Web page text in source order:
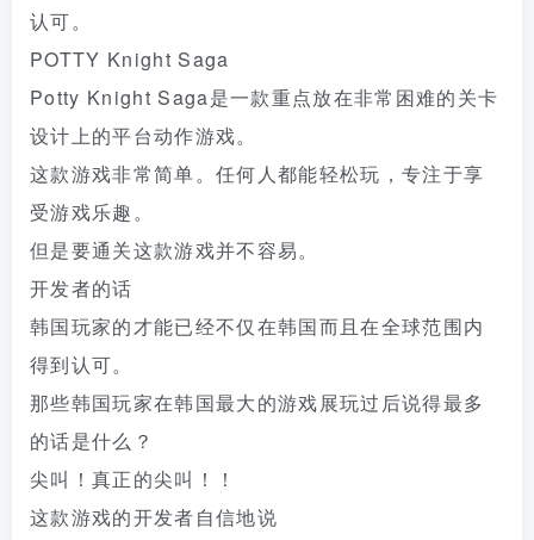
认可。
POTTY Knight Saga
Potty Knight Saga是一款重点放在非常困难的关卡
设计上的平台动作游戏。
这款游戏非常简单。任何人都能轻松玩，专注于享
受游戏乐趣。
但是要通关这款游戏并不容易。
开发者的话
韩国玩家的才能已经不仅在韩国而且在全球范围内
得到认可。
那些韩国玩家在韩国最大的游戏展玩过后说得最多
的话是什么？
尖叫！真正的尖叫！！
这款游戏的开发者自信地说